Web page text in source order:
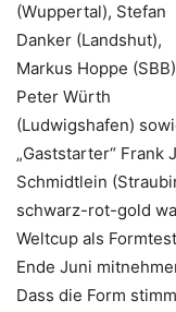
(Wuppertal), Stefan
Danker (Landshut),
Markus Hoppe
Peter Würth
(Ludwigshafen)
„Gaststarter“ Frank
Schmidtlein
schwarz-rot-gold
Weltcup als
Ende Juni
Dass die Form